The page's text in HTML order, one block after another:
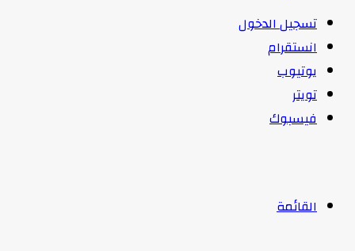
تسجيل الدخول
انستقرام
يوتيوب
تويتر
فيسبوك
القائمة